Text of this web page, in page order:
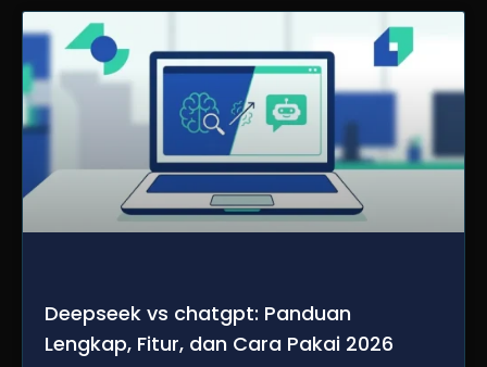
Deepseek vs chatgpt: Panduan
Lengkap, Fitur, dan Cara Pakai 2026